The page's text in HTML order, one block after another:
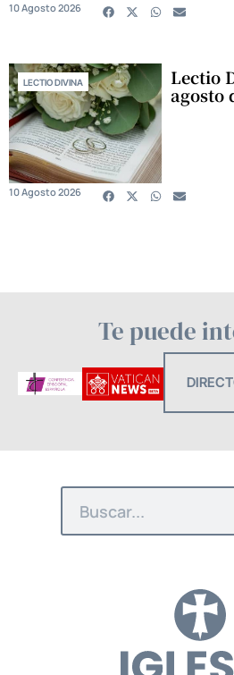
10 Agosto 2026
LECTIO DIVINA Lectio
agosto
10 Agosto 2026
Te puede